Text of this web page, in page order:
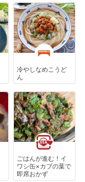
冷やしなめこうど
ん
ごはんが進む！イ
ワシ缶×カブの葉で
即席おかず